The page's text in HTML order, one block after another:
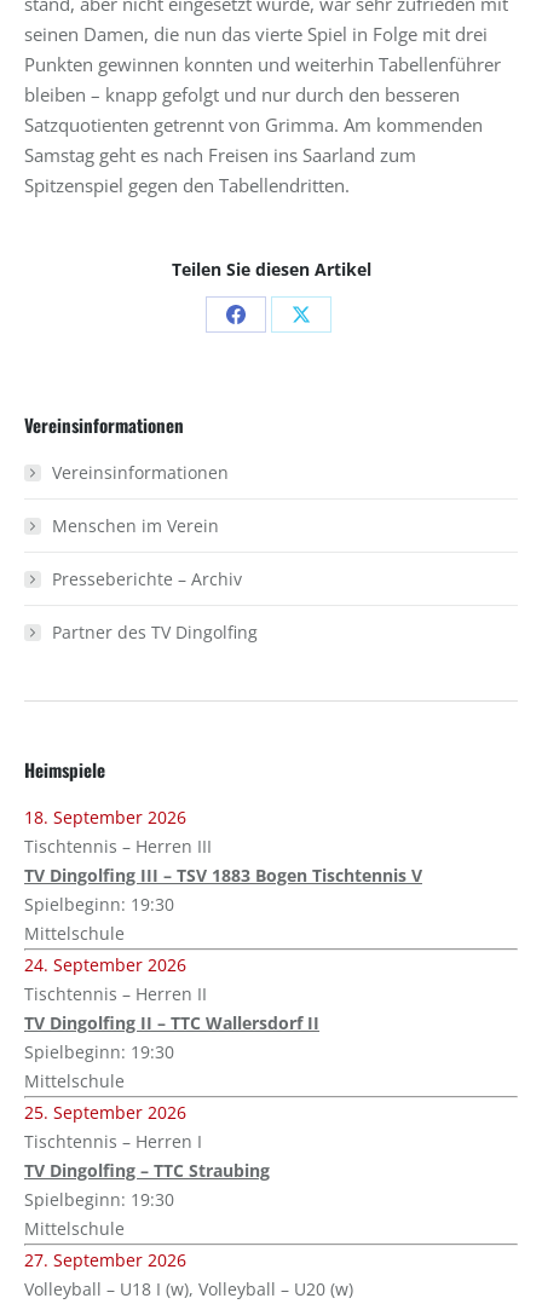
seinen Damen, die nun das vierte Spiel in Folge mit drei
Punkten gewinnen konnten und weiterhin Tabellenführer
bleiben – knapp gefolgt und nur durch den besseren
Satzquotienten getrennt von Grimma. Am kommenden
Samstag geht es nach Freisen ins Saarland zum
Spitzenspiel gegen den Tabellendritten.
Teilen Sie diesen Artikel
Share Share
Vereinsinformationen
Vereinsinformationen
Menschen im Verein
Presseberichte – Archiv
Partner des TV Dingolfing
Heimspiele
18. September 2026
Tischtennis – Herren III
TV Dingolfing III – TSV 1883 Bogen Tischtennis V
Spielbeginn: 19:30
Mittelschule
24. September 2026
Tischtennis – Herren II
TV Dingolfing II – TTC Wallersdorf II
Spielbeginn: 19:30
Mittelschule
25. September 2026
Tischtennis – Herren I
TV Dingolfing – TTC Straubing
Spielbeginn: 19:30
Mittelschule
27. September 2026
Volleyball – U18 I (w), Volleyball – U20 (w)